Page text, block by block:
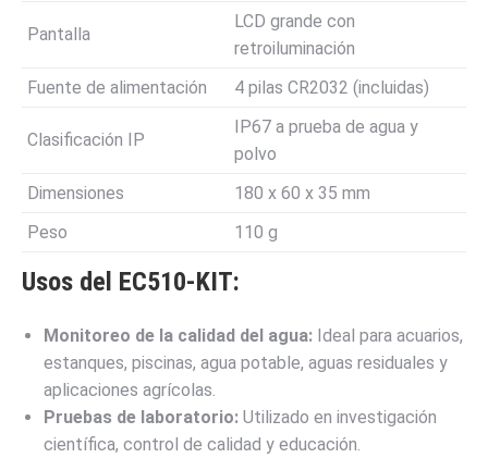
Pantalla
LCD grande con
retroiluminación
Fuente de alimentación
4 pilas CR2032 (incluidas)
Clasificación IP
IP67 a prueba de agua y
polvo
Dimensiones
180 x 60 x 35 mm
Peso
110 g
Usos del EC510-KIT:
Monitoreo de la calidad del agua: Ideal para acuarios,
estanques, piscinas, agua potable, aguas residuales y
aplicaciones agrícolas.
Pruebas de laboratorio: Utilizado en investigación
científica, control de calidad y educación.